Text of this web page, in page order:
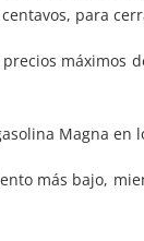
para
máximos
Magna
más bajo,